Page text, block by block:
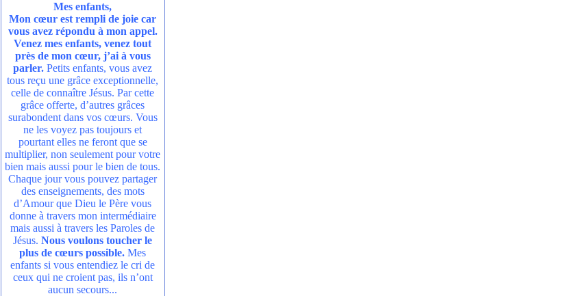
Mes enfants,
Mon cœur est rempli de joie car
vous avez répondu à mon appel.
Venez mes enfants, venez tout
près de mon cœur, j’ai à vous
parler. Petits enfants, vous avez
tous reçu une grâce exceptionnelle,
celle de connaître Jésus. Par cette
grâce offerte, d’autres grâces
surabondent dans vos cœurs. Vous
ne les voyez pas toujours et
pourtant elles ne feront que se
multiplier, non seulement pour votre
bien mais aussi pour le bien de tous.
Chaque jour vous pouvez partager
des enseignements, des mots
d’Amour que Dieu le Père vous
donne à travers mon intermédiaire
mais aussi à travers les Paroles de
Jésus.Nous voulons toucher le
plus de cœurs possible. Mes
enfants si vous entendiez le cri de
ceux qui ne croient pas, ils n’ont
aucun secours...